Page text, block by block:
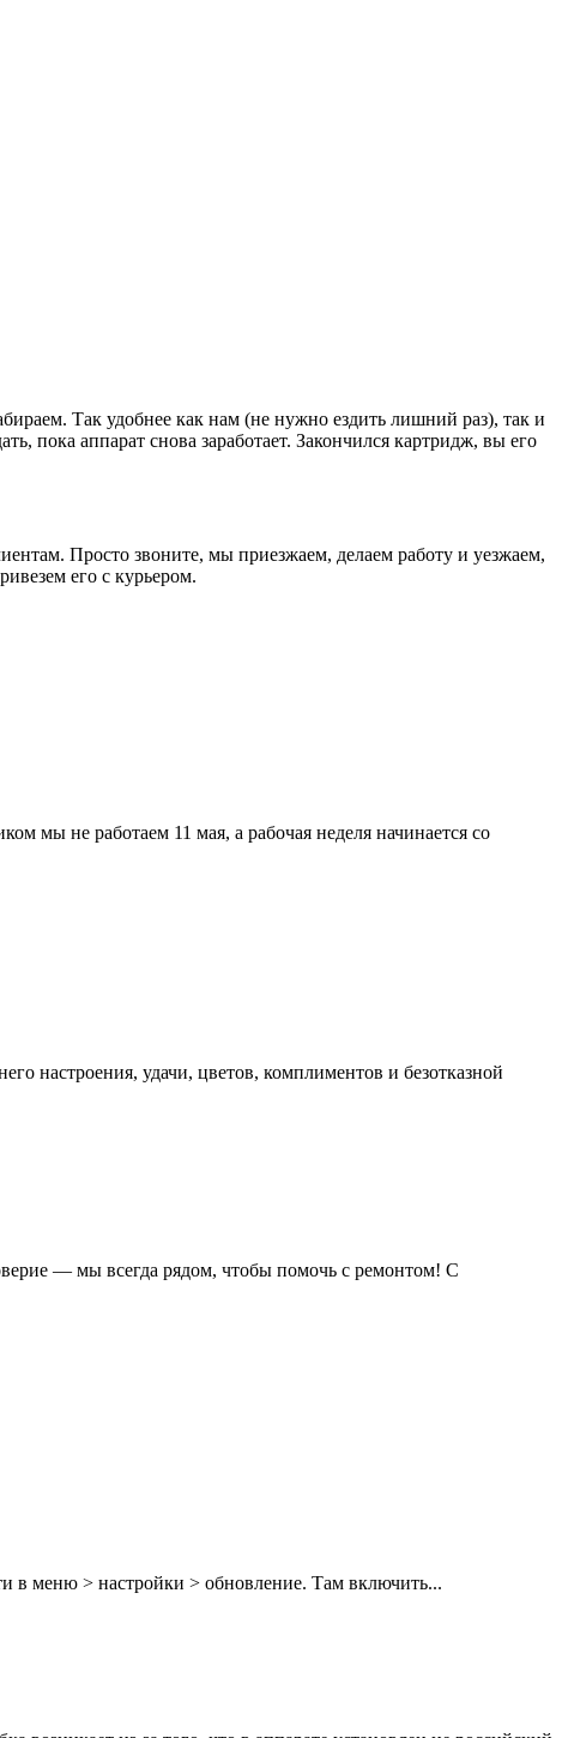
Так удобнее как нам (не нужно ездить лишний раз), так и
пока аппарат снова заработает. Закончился картридж, вы его
Просто звоните, мы приезжаем, делаем работу и уезжаем,
его с курьером.
мы не работаем 11 мая, а рабочая неделя начинается со
настроения, удачи, цветов, комплиментов и безотказной
— мы всегда рядом, чтобы помочь с ремонтом! С
в меню > настройки > обновление. Там включить...